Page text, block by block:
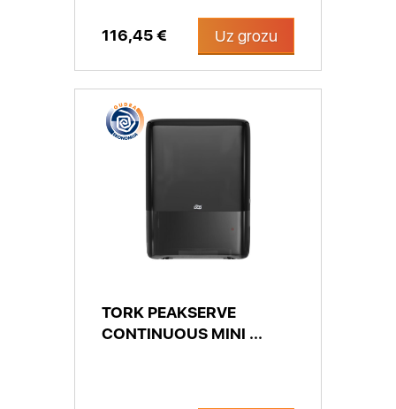
116,45 € Uz grozu
TORK PEAKSERVE
CONTINUOUS MINI ...